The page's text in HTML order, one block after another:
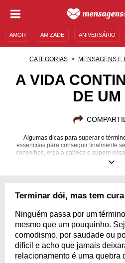
AMOR AMIZADE ANIVERSÁRIO
MENSAGENS
CATEGORIAS MENSAGENS E
A VIDA
DE UM
Algumas dicas para superar o
essenciais para conseguir finalmente
conselhos, erga a cabeça e supere
uma vida lá fora para ser
Terminar dói, mas tem cura
Ninguém passa por um
mesmo que um pouquinho.
comodismo, por saudade ou
difícil e acho que jamais
relacionamento é uma quebra